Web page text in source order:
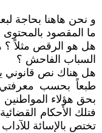
و نحن هاهنا بحاجة
ما المقصود بالمحتوى
هل هو الرقص مثلاً ؟
السباب الفاحش ؟
هل هناك نص قانوني
طبعاً بحسب
بحق هؤلاء المواطنين
تختص بالإسائة